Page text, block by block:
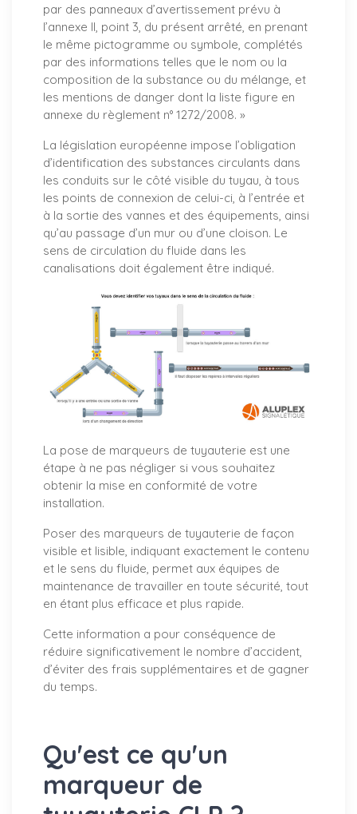
par des panneaux d’avertissement prévu à
l’annexe II, point 3, du présent arrêté, en prenant
le même pictogramme ou symbole, complétés
par des informations telles que le nom ou la
composition de la substance ou du mélange, et
les mentions de danger dont la liste figure en
annexe du règlement n° 1272/2008. »
La législation européenne impose l’obligation
d’identification des substances circulants dans
les conduits sur le côté visible du tuyau, à tous
les points de connexion de celui-ci, à l’entrée et
à la sortie des vannes et des équipements, ainsi
qu’au passage d’un mur ou d’une cloison. Le
sens de circulation du fluide dans les
canalisations doit également être indiqué.
La pose de marqueurs de tuyauterie est une
étape à ne pas négliger si vous souhaitez
obtenir la mise en conformité de votre
installation.
Poser des marqueurs de tuyauterie de façon
visible et lisible, indiquant exactement le contenu
et le sens du fluide, permet aux équipes de
maintenance de travailler en toute sécurité, tout
en étant plus efficace et plus rapide.
Cette information a pour conséquence de
réduire significativement le nombre d’accident,
d’éviter des frais supplémentaires et de gagner
du temps.
Qu'est ce qu'un
marqueur de